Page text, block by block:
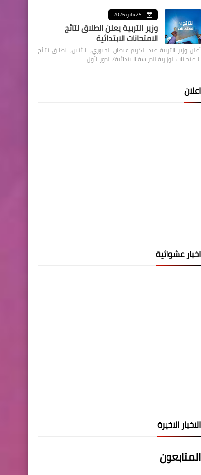
25 مايو 2026
وزير التربية يعلن انطلاق نتائج
الامتحانات الابتدائية
أعلن وزير التربية عبد الكريم عبطان الجبوري، الاثنين، انطلاق نتائج
الامتحانات الوزارية للدراسة الابتدائية/ الدور الأول…
اعلان
اخبار عشوائية
الاخبار الاخيرة
المتابعون